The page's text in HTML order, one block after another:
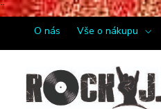
¨
O nás Vše o nákupu